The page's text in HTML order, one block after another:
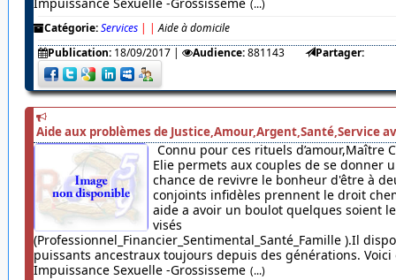
Impuissance Sexuelle -Grossisseme (...)
Catégorie:Services | | Aide à domicile
Publication: 18/09/2017| Audience:881143 Partager:
Aide aux problèmes de Justice,Amour,Argent,Santé,Service
Connu pour ces rituels d’amour,Maître
Elie permets aux couples de se donner
chance de revivre le bonheur d'être à
conjoints infidèles prennent le droit
aide a avoir un boulot quelques soient
visés
(Professionnel_Financier_Sentimental_Santé_Famille ).Il
puissants ancestraux toujours depuis des générations. Voici
Impuissance Sexuelle -Grossisseme (...)